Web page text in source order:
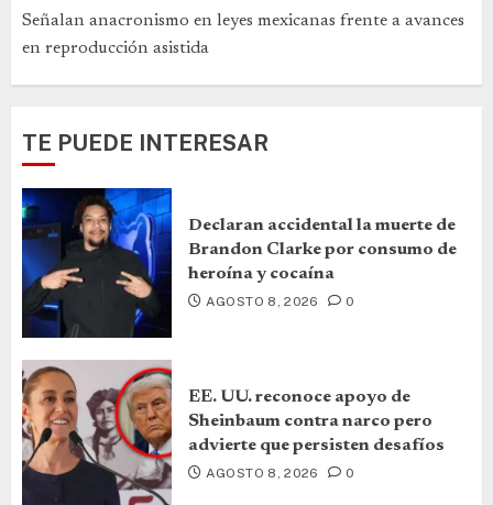
Señalan anacronismo en leyes mexicanas frente a avances
en reproducción asistida
TE PUEDE INTERESAR
Declaran accidental la muerte de
Brandon Clarke por consumo de
heroína y cocaína
AGOSTO 8, 2026 0
EE. UU. reconoce apoyo de
Sheinbaum contra narco pero
advierte que persisten desafíos
AGOSTO 8, 2026 0